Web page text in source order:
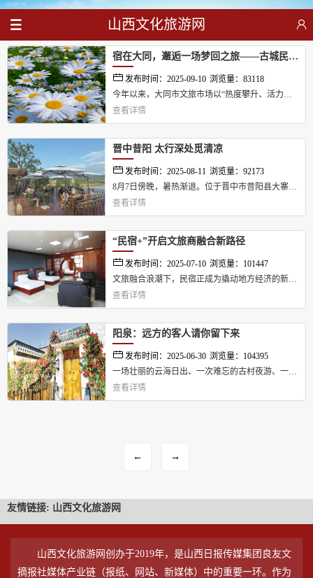
山西文化旅游网
宿在大同，邂逅一场梦回之旅——古城民宿高质量发展正当时
发布时间：2025-09-10 浏览量：83118
今年以来，大同市文旅市场以“热度攀升、活力迸
发”的良好态势持续释放动能，古城民宿更是凭借
量和搜索热度显著增长，成为众多游客体验古城魅
查看详情
晋中昔阳 太行深处觅清凉
发布时间：2025-08-11 浏览量：92173
8月7日傍晚，暑热渐退。位于晋中市昔阳县大寨镇
郭庄村旁的郭庄水库波光粼粼，倒映着苍翠的太行
查看详情
“民宿+”开启文旅商融合新路径
发布时间：2025-07-10 浏览量：101447
文旅融合浪潮下，民宿正成为撬动地方经济的新支
点。一间间特色民宿不仅是旅途中的诗意栖居，更
凭借丰富的自然资源、深厚的文化底蕴以及不断优
化的政策环境，推动民宿产业从萌芽走向繁荣，逐
渐成为当地文旅经济的重要增长点。...
查看详情
阳泉：远方的客人请你留下来
发布时间：2025-06-30 浏览量：104395
一场壮丽的云海日出、一次难忘的古村夜游、一种
独特的民宿体验、一道地道的乡土美食……近两
小而美、隐而静的乡村民宿，改变着游客的游玩方
查看详情
← →
友情链接: 山西文化旅游网
山西文化旅游网创办于2019年，是山西日报传媒集团良友文
摘报社媒体产业链（报纸、网站、新媒体）中的重要一环。作为